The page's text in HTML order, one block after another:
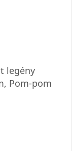
legény
Pom-pom